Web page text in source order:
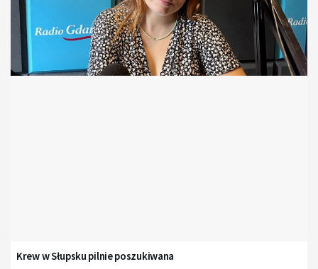
Krew w Słupsku pilnie poszukiwana